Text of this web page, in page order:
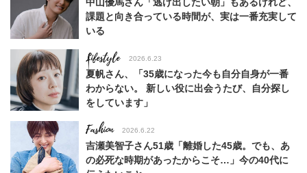
中山優馬さん「逃げ出したい朝」もあるけれど、
課題と向き合っている時間が、実は一番充実して
いる
Lifestyle 2026.6.23
夏帆さん、「35歳になった今も自分自身が一番
わからない。 新しい役に出会うたび、自分探し
をしています」
Fashion 2026.6.22
吉瀬美智子さん51歳「離婚した45歳。でも、あ
の必死な時期があったからこそ…」今の40代に